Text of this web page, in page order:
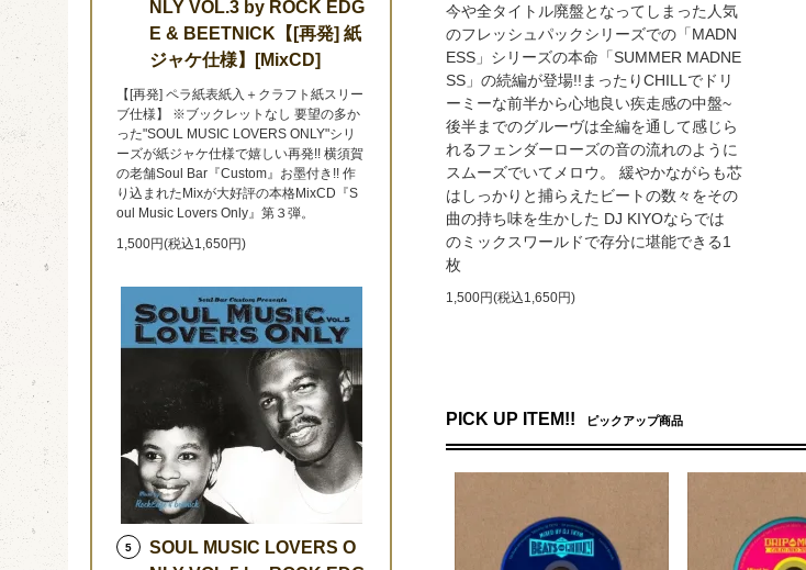
今や全タイトル廃盤となってしまった人気
のフレッシュパックシリーズでの「MADN
ESS」シリーズの本命「SUMMER MADNE
SS」の続編が登場!!まったりCHILLでドリ
ーミーな前半から心地良い疾走感の中盤~
後半までのグルーヴは全編を通して感じら
れるフェンダーローズの音の流れのように
スムーズでいてメロウ。 緩やかながらも芯
はしっかりと捕らえたビートの数々をその
曲の持ち味を生かした DJ KIYOならでは
のミックスワールドで存分に堪能できる1
枚
1,500円(税込1,650円)
PICK UP ITEM!! ピックアップ商品
NLY VOL.3 by ROCK EDG
E & BEETNICK【[再発] 紙
ジャケ仕様】[MixCD]
【[再発] ペラ紙表紙入＋クラフト紙スリー
ブ仕様】 ※ブックレットなし 要望の多か
った"SOUL MUSIC LOVERS ONLY"シリ
ーズが紙ジャケ仕様で嬉しい再発!! 横須賀
の老舗Soul Bar『Custom』お墨付き!! 作
り込まれたMixが大好評の本格MixCD『S
oul Music Lovers Only』第３弾。
1,500円(税込1,650円)
5
SOUL MUSIC LOVERS O